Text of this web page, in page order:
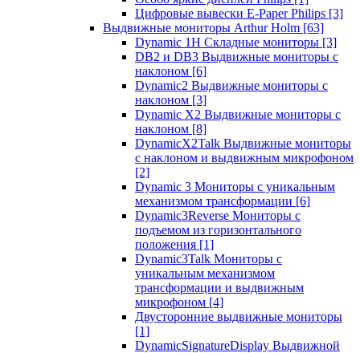
Цифровые вывески E-Paper Philips [3]
Выдвижные мониторы Arthur Holm [63]
Dynamic 1Н Складные мониторы [3]
DB2 и DB3 Выдвижные мониторы с
наклоном [6]
Dynamic2 Выдвижные мониторы с
наклоном [3]
Dynamic X2 Выдвижные мониторы с
наклоном [8]
DynamicX2Talk Выдвижные мониторы
с наклоном и выдвижным микрофоном
[2]
Dynamic 3 Мониторы с уникальным
механизмом трансформации [6]
Dynamic3Reverse Мониторы с
подъемом из горизонтального
положения [1]
Dynamic3Talk Мониторы с
уникальным механизмом
трансформации и выдвижным
микрофоном [4]
Двусторонние выдвижные мониторы
[1]
DynamicSignatureDisplay Выдвижной